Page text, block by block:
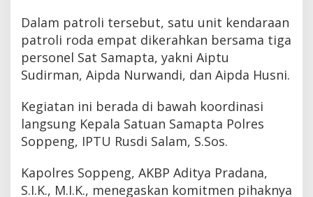
Dalam patroli tersebut, satu unit kendaraan
patroli roda empat dikerahkan bersama tiga
personel Sat Samapta, yakni Aiptu
Sudirman, Aipda Nurwandi, dan Aipda Husni.
Kegiatan ini berada di bawah koordinasi
langsung Kepala Satuan Samapta Polres
Soppeng, IPTU Rusdi Salam, S.Sos.
Kapolres Soppeng, AKBP Aditya Pradana,
S.I.K., M.I.K., menegaskan komitmen pihaknya